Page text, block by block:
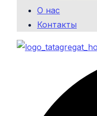
О нас
Контакты